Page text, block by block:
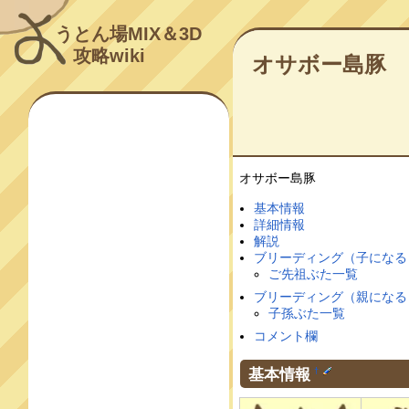
うとん場MIX＆3D
攻略wiki
オサボー島豚
オサボー島豚
基本情報
詳細情報
解説
ブリーディング（子にな
ご先祖ぶた一覧
ブリーディング（親にな
子孫ぶた一覧
コメント欄
基本情報 †